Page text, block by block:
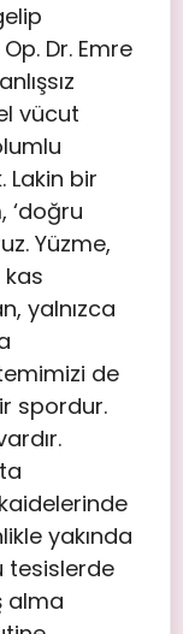
Dr. Emre
vücut
Lakin bir
‘doğru
Yüzme,
yalnızca
de
spordur.
yakında
tesislerde
alma